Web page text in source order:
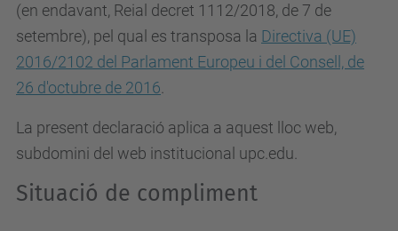
(en endavant, Reial decret 1112/2018, de 7 de
setembre), pel qual es transposa la Directiva (UE)
2016/2102 del Parlament Europeu i del Consell, de
26 d'octubre de 2016
La present declaració aplica a aquest lloc web,
subdomini del web institucional upc.edu.
Situació de compliment